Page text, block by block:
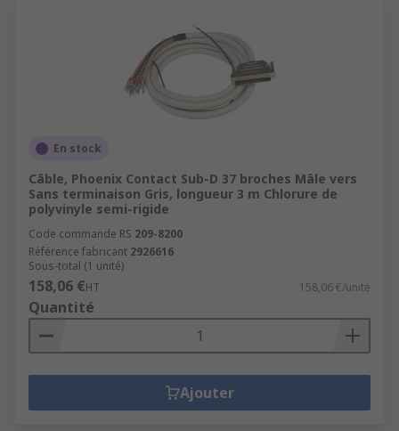
En stock
Câble, Phoenix Contact Sub-D 37 broches Mâle vers
Sans terminaison Gris, longueur 3 m Chlorure de
polyvinyle semi-rigide
Code commande RS 209-8200
Référence fabricant 2926616
Sous-total (1 unité)
158,06 €HT 158,06 €/unité
Quantité
Ajouter